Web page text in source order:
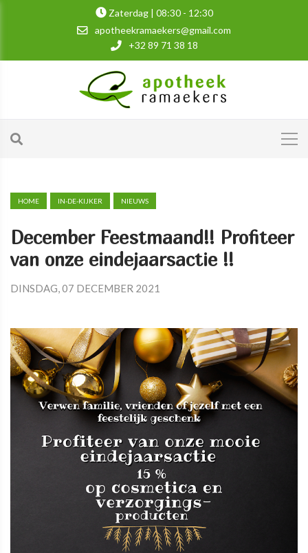
Zaterdag | 08:30 - 12:30
apotheekramaekers@gmail.com
+32 89 71 38 18
HOME IN-DE-KIJKER NIEUWS
December Feestmaand!! Profiteer
van onze eindejaarsactie !!
DINSDAG, 07 DECEMBER 2021